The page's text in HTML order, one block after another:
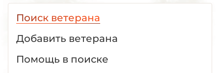
Поиск ветерана
Добавить ветерана
Помощь в поиске